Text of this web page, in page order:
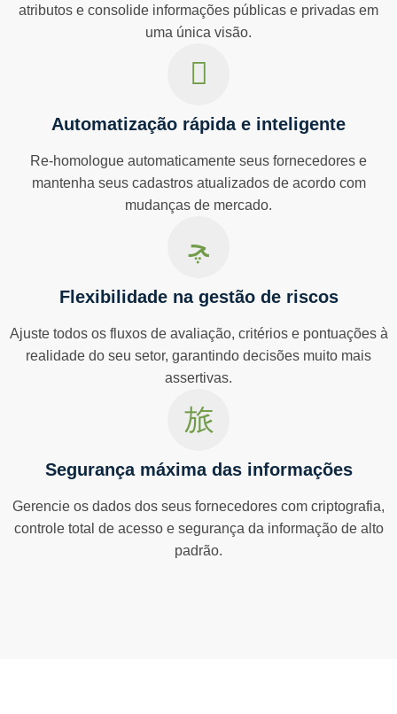
atributos e consolide informações públicas e privadas em
uma única visão.
Automatização rápida e inteligente
Re-homologue automaticamente seus fornecedores e
mantenha seus cadastros atualizados de acordo com
mudanças de mercado.
Flexibilidade na gestão de riscos
Ajuste todos os fluxos de avaliação, critérios e pontuações à
realidade do seu setor, garantindo decisões muito mais
assertivas.
Segurança máxima das informações
Gerencie os dados dos seus fornecedores com criptografia,
controle total de acesso e segurança da informação de alto
padrão.